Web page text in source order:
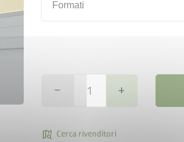
Formati
remove add
map_search Cerca rivenditori